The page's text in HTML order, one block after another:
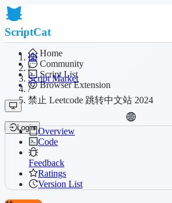
ScriptCat
Home
Community
Script List
Browser Extension
Login
/
Script Market
/
禁止 Leetcode 跳转中文站 2024
Overview
Code
Feedback
Ratings
Version List